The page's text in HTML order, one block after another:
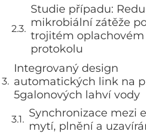
Studie případu:
mikrobiální zátěže
trojitém oplachovém
protokolu
Integrovaný design
automatických link na
5galonových lahví vody
Synchronizace mezi
mytí, plnění a